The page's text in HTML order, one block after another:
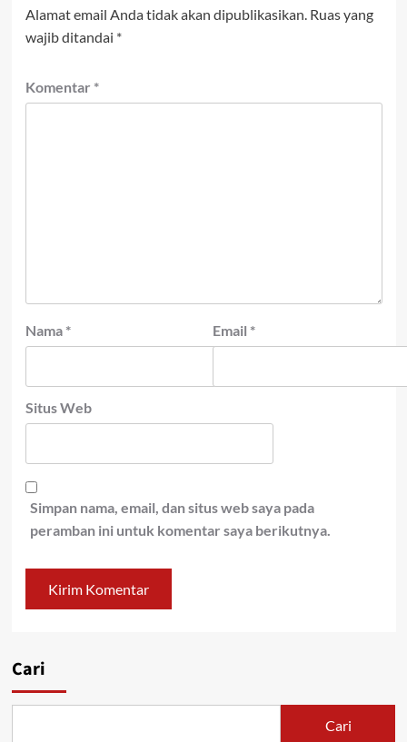
Alamat email Anda tidak akan dipublikasikan. Ruas yang
wajib ditandai *
Komentar *
Nama * Email *
Situs Web
Simpan nama, email, dan situs web saya pada
peramban ini untuk komentar saya berikutnya.
Cari
Cari